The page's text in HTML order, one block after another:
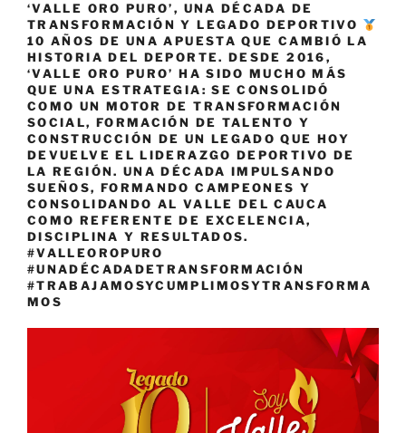
‘VALLE ORO PURO’, UNA DÉCADA DE
TRANSFORMACIÓN Y LEGADO DEPORTIVO
10 AÑOS DE UNA APUESTA QUE CAMBIÓ LA
HISTORIA DEL DEPORTE. DESDE 2016,
‘VALLE ORO PURO’ HA SIDO MUCHO MÁS
QUE UNA ESTRATEGIA: SE CONSOLIDÓ
COMO UN MOTOR DE TRANSFORMACIÓN
SOCIAL, FORMACIÓN DE TALENTO Y
CONSTRUCCIÓN DE UN LEGADO QUE HOY
DEVUELVE EL LIDERAZGO DEPORTIVO DE
LA REGIÓN. UNA DÉCADA IMPULSANDO
SUEÑOS, FORMANDO CAMPEONES Y
CONSOLIDANDO AL VALLE DEL CAUCA
COMO REFERENTE DE EXCELENCIA,
DISCIPLINA Y RESULTADOS.
#VALLEOROPURO
#UNADÉCADADETRANSFORMACIÓN
#TRABAJAMOSYCUMPLIMOSYTRANSFORMA
MOS